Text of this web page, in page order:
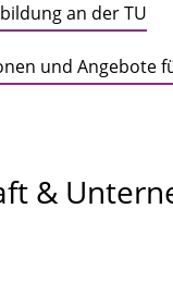
an der TU
und Angebote
&